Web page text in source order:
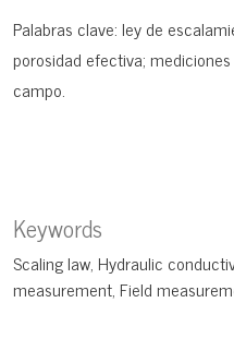
Keywords
Scaling law Hydraulic
measurement Field
Palabras clave: ley de
porosidad efectiva;
campo.